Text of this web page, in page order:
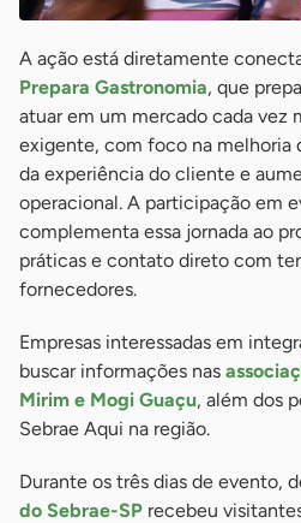
A ação está diretamente
Prepara Gastronomia, que
atuar em um mercado cada vez
exigente, com foco na melhoria
da experiência do cliente e
operacional. A participação em
complementa essa jornada ao
práticas e contato direto com
fornecedores.
Empresas interessadas em
buscar informações nas
Mirim e Mogi Guaçu, além dos
Sebrae Aqui na região.
Durante os três dias de evento,
do Sebrae-SP recebeu